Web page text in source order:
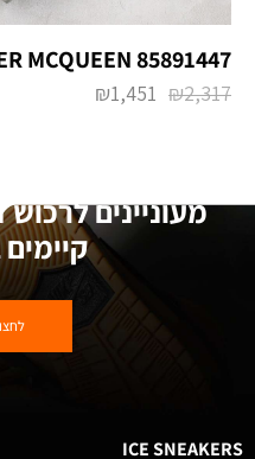
MCQUEEN 85891447
₪2,317
₪1,451
מעוניינים
ICE SNEAKERS